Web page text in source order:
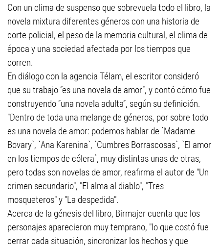
Con un clima de suspenso que sobrevuela todo el libro, la
novela mixtura diferentes géneros con una historia de
corte policial, el peso de la memoria cultural, el clima de
época y una sociedad afectada por los tiempos que
corren.
En diálogo con la agencia Télam, el escritor consideró
que su trabajo “es una novela de amor”, y contó cómo fue
construyendo “una novela adulta”, según su definición.
“Dentro de toda una melange de géneros, por sobre todo
es una novela de amor: podemos hablar de `Madame
Bovary`, `Ana Karenina`, `Cumbres Borrascosas`, `El amor
en los tiempos de cólera`, muy distintas unas de otras,
pero todas son novelas de amor, reafirma el autor de "Un
crimen secundario", "El alma al diablo", "Tres
mosqueteros" y "La despedida".
Acerca de la génesis del libro, Birmajer cuenta que los
personajes aparecieron muy temprano, "lo que costó fue
cerrar cada situación, sincronizar los hechos y que